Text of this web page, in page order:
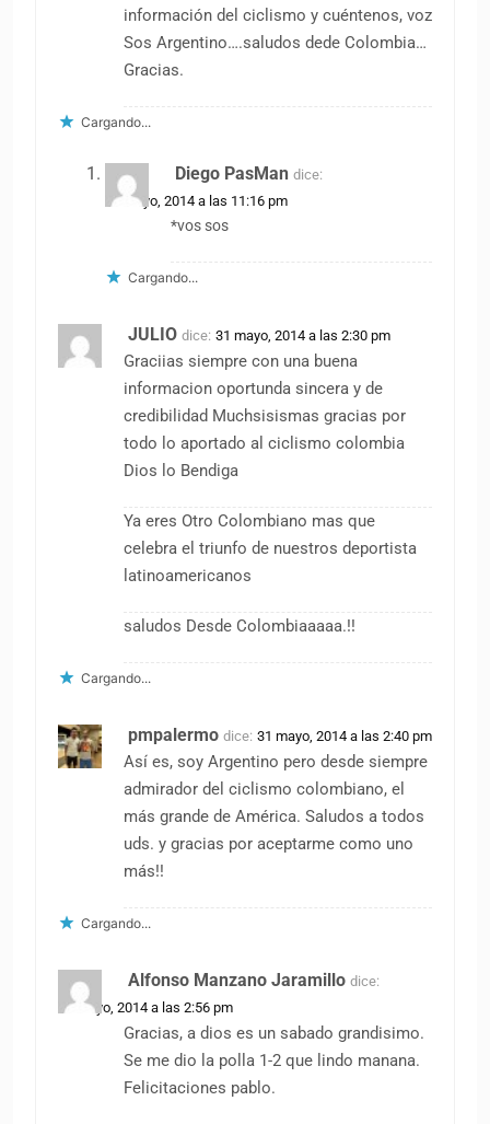
información del ciclismo y cuéntenos, voz
Sos Argentino….saludos dede Colombia…
Gracias.
Cargando...
Diego PasMan dice:
31 mayo, 2014 a las 11:16 pm
*vos sos
Cargando...
JULIO dice: 31 mayo, 2014 a las 2:30 pm
Graciias siempre con una buena
informacion oportunda sincera y de
credibilidad Muchsisismas gracias por
todo lo aportado al ciclismo colombia
Dios lo Bendiga
Ya eres Otro Colombiano mas que
celebra el triunfo de nuestros deportista
latinoamericanos
saludos Desde Colombiaaaaa.!!
Cargando...
pmpalermo dice: 31 mayo, 2014 a las 2:40 pm
Así es, soy Argentino pero desde siempre
admirador del ciclismo colombiano, el
más grande de América. Saludos a todos
uds. y gracias por aceptarme como uno
más!!
Cargando...
Alfonso Manzano Jaramillo dice:
31 mayo, 2014 a las 2:56 pm
Gracias, a dios es un sabado grandisimo.
Se me dio la polla 1-2 que lindo manana.
Felicitaciones pablo.